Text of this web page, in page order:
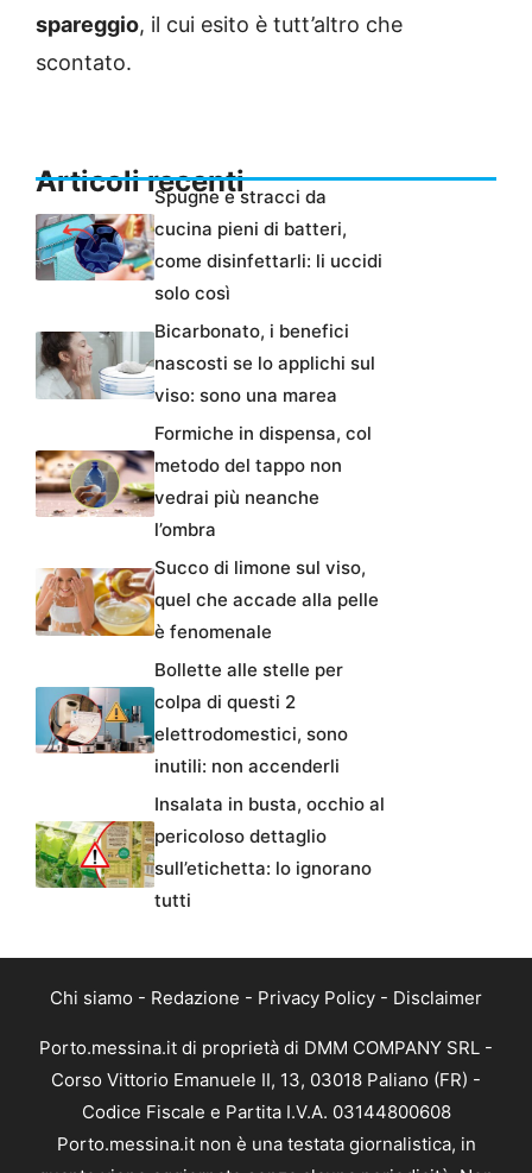
spareggio, il cui esito è tutt’altro che
scontato.
Articoli recenti
Spugne e stracci da
cucina pieni di batteri,
come disinfettarli: li uccidi
solo così
Bicarbonato, i benefici
nascosti se lo applichi sul
viso: sono una marea
Formiche in dispensa, col
metodo del tappo non
vedrai più neanche
l’ombra
Succo di limone sul viso,
quel che accade alla pelle
è fenomenale
Bollette alle stelle per
colpa di questi 2
elettrodomestici, sono
inutili: non accenderli
Insalata in busta, occhio al
pericoloso dettaglio
sull’etichetta: lo ignorano
tutti
Chi siamo - Redazione - Privacy Policy - Disclaimer
Porto.messina.it di proprietà di DMM COMPANY SRL -
Corso Vittorio Emanuele II, 13, 03018 Paliano (FR) -
Codice Fiscale e Partita I.V.A. 03144800608
Porto.messina.it non è una testata giornalistica, in